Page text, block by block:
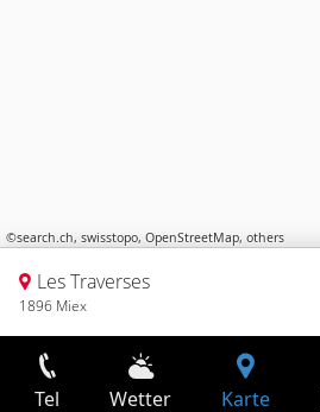
©search.ch, swisstopo, OpenStreetMap, others
Les Traverses
1896 Miex
Tel Wetter Karte